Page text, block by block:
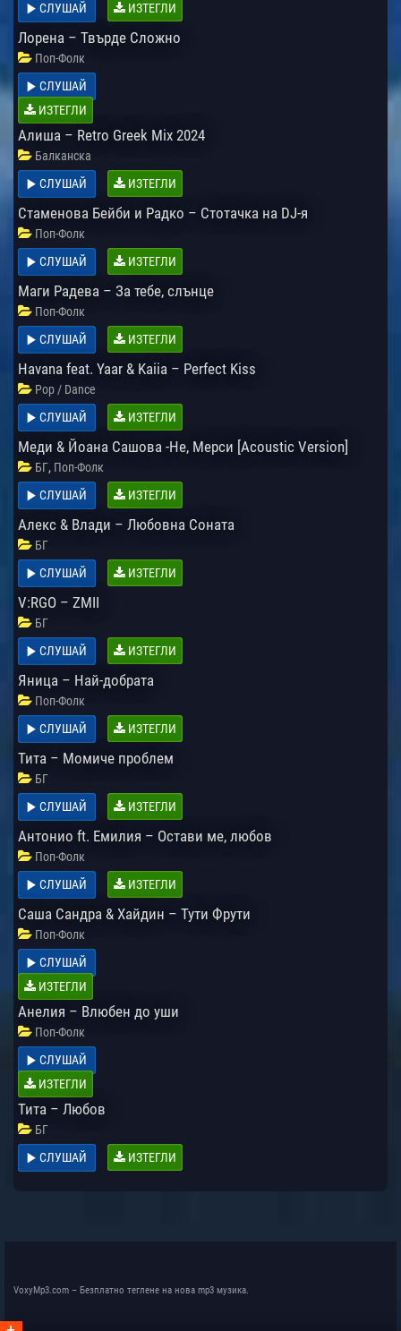
СЛУШАЙ
ИЗТЕГЛИ
Лорена – Твърде Сложно
Поп-Фолк
СЛУШАЙ
ИЗТЕГЛИ
Алиша – Retro Greek Mix 2024
Балканска
СЛУШАЙ
ИЗТЕГЛИ
Стаменова Бейби и Радко – Стотачка на DJ-я
Поп-Фолк
СЛУШАЙ
ИЗТЕГЛИ
Маги Радева – За тебе, слънце
Поп-Фолк
СЛУШАЙ
ИЗТЕГЛИ
Havana feat. Yaar & Kaiia – Perfect Kiss
Pop / Dance
СЛУШАЙ
ИЗТЕГЛИ
Меди & Йоана Сашова -Не, Мерси [Acoustic Version]
БГ, Поп-Фолк
СЛУШАЙ
ИЗТЕГЛИ
Алекс & Влади – Любовна Соната
БГ
СЛУШАЙ
ИЗТЕГЛИ
V:RGO – ZMII
БГ
СЛУШАЙ
ИЗТЕГЛИ
Яница – Най-добрата
Поп-Фолк
СЛУШАЙ
ИЗТЕГЛИ
Тита – Момиче проблем
БГ
СЛУШАЙ
ИЗТЕГЛИ
Антонио ft. Емилия – Остави ме, любов
Поп-Фолк
СЛУШАЙ
ИЗТЕГЛИ
Саша Сандра & Хайдин – Тути Фрути
Поп-Фолк
СЛУШАЙ
ИЗТЕГЛИ
Анелия – Влюбен до уши
Поп-Фолк
СЛУШАЙ
ИЗТЕГЛИ
Тита – Любов
БГ
СЛУШАЙ
ИЗТЕГЛИ
VoxyMp3.com – Безплатно теглене на нова mp3 музика.